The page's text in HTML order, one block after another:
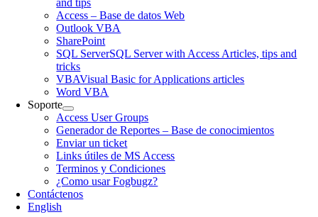
and tips
Access – Base de datos Web
Outlook VBA
SharePoint
SQL ServerSQL Server with Access Articles, tips and
tricks
VBAVisual Basic for Applications articles
Word VBA
Soporte
Access User Groups
Generador de Reportes – Base de conocimientos
Enviar un ticket
Links útiles de MS Access
Terminos y Condiciones
¿Como usar Fogbugz?
Contáctenos
English